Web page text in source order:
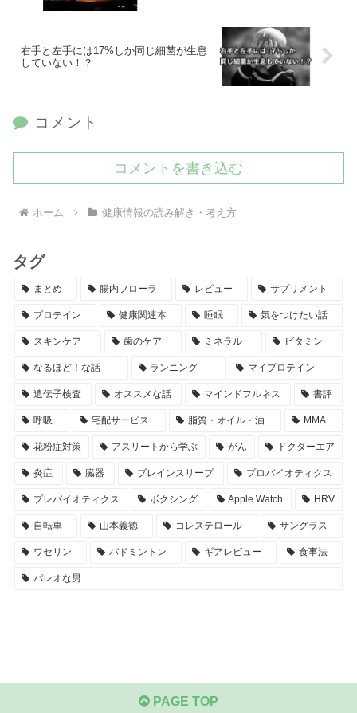
右手と左手には17%しか同じ細菌が生息
していない！？
コメント
コメントを書き込む
ホーム 健康情報の読み解き・考え方
タグ
まとめ 腸内フローラ レビュー サプリメント
プロテイン 健康関連本 睡眠 気をつけたい話
スキンケア 歯のケア ミネラル ビタミン
なるほど！な話 ランニング マイプロテイン
遺伝子検査 オススメな話 マインドフルネス 書評
呼吸 宅配サービス 脂質・オイル・油 MMA
花粉症対策 アスリートから学ぶ がん ドクターエア
炎症 臓器 ブレインスリープ プロバイオティクス
プレバイオティクス ボクシング Apple Watch HRV
自転車 山本義徳 コレステロール サングラス
ワセリン バドミントン ギアレビュー 食事法
パレオな男
PAGE TOP